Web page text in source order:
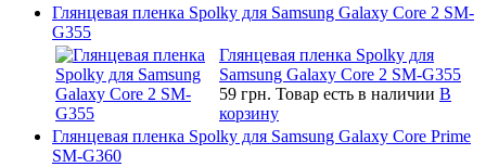
Глянцевая пленка Spolky для Samsung Galaxy Core 2 SM-
G355
Глянцевая пленка Spolky для
Samsung Galaxy Core 2 SM-G355
59 грн. Товар есть в наличии В
корзину
Глянцевая пленка Spolky для Samsung Galaxy Core Prime
SM-G360